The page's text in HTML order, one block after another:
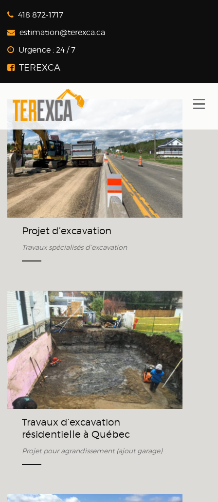
418 872-1717
estimation@terexca.ca
Urgence : 24 / 7
Nos projets en Excavation
Projet d’excavation
Projet d’excavation
Travaux spécialisés d’excavation
Travaux d’excavation
résidentielle à Québec
Travaux d’excavation
résidentielle à Québec
Projet pour agrandissement (ajout garage)